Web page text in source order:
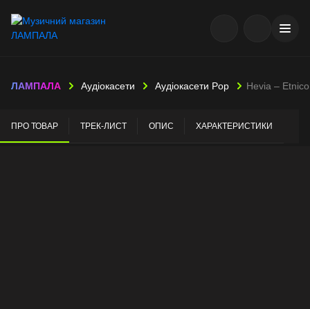
ЛАМПАЛА Аудіокасети Аудіокасети Pop Hevia –
ПРО ТОВАР ТРЕК-ЛИСТ ОПИС ХАРАКТЕРИСТИКИ